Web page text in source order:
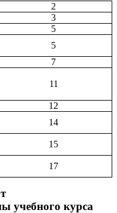
2
3
5
5
7
11
12
14
15
17
учебного курса